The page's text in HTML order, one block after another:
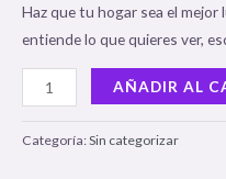
Haz que tu hogar sea el
entiende lo que quieres ver,
AÑADIR AL
Categoría:Sin categorizar